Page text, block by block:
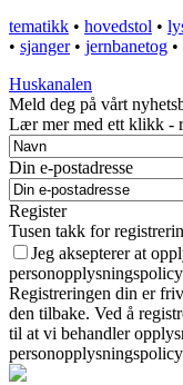
tematikk • hovedstol •
• sjanger• jernbanetog •
Huskanalen
Meld deg på vårt
Lær mer med ett klikk -
Din e-postadresse
Register
Tusen takk for
Jeg aksepterer at
Registreringen din er
den tilbake. Ved å
til at vi behandler